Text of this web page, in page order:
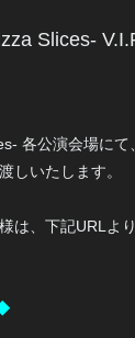
Slices-
各公演会場にて、
しいたします。
は、下記URLよ